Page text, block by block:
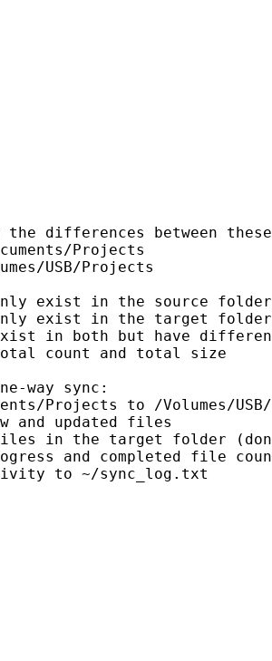
the differences between
Projects
USB/Projects
exist in the source folder
exist in the target folder
in both but have different
count and total size
way sync:
Projects to /Volumes/
and updated files
in the target folder
and completed file